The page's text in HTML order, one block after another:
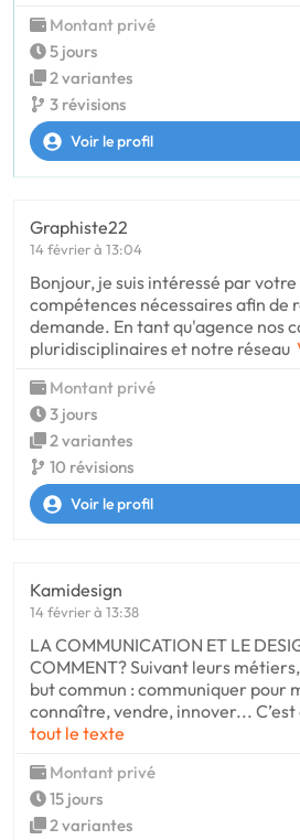
Montant privé
5 jours
2 variantes
3 révisions
Voir le profil
Graphiste22
14 février à 13:04
Bonjour, je suis intéressé par
compétences nécessaires afin de
demande. En tant qu'agence nos
pluridisciplinaires et notre réseau
Montant privé
3 jours
2 variantes
10 révisions
Voir le profil
Kamidesign
14 février à 13:38
LA COMMUNICATION ET LE
COMMENT? Suivant leurs
but commun : communiquer pour
connaître, vendre, innover...
tout le texte
Montant privé
15 jours
2 variantes